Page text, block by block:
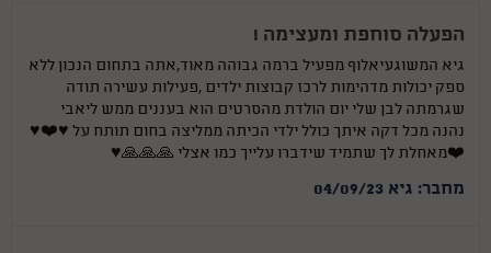
הפעלה סוחפת ומעצימה !
גיא המשוגעיאלוף מפעיל ברמה גבוהה מאוד,אתה בתחום הנכון ללא
ספק יכולות מדהימות לרכז קבוצות ילדים ,פעילות עשירה תודה
שגרמתה לבן שלי יום הולדת מהסרטים הוא בעננים ממש ליאבי
נהנה מכל דקה איתך כולל ילדי הכיתה ממליצה בחום תותח על ♥️❤️♥️
❤️מאחלת לך שתמיד שידברו עלייך כמו אצלי 🙏🙏🙏♥️
מחבר: גיא 04/09/23